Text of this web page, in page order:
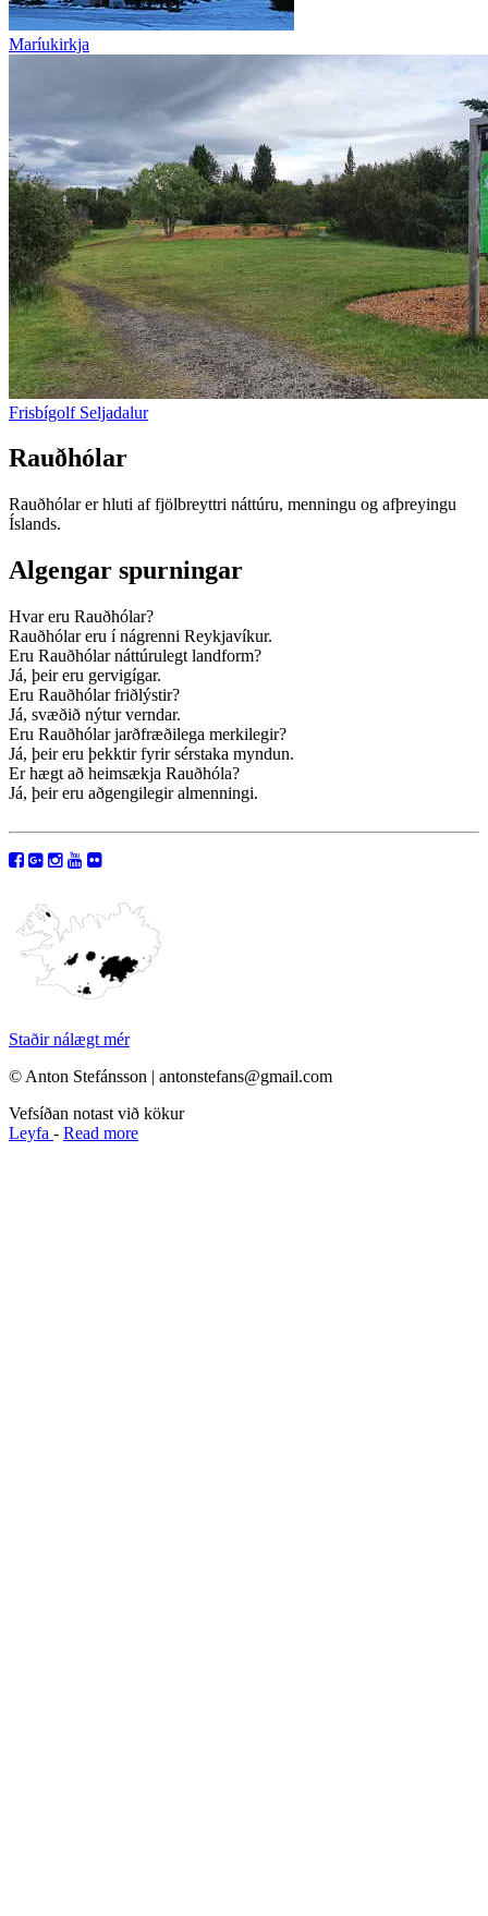
Maríukirkja
Frisbígolf Seljadalur
Rauðhólar
Rauðhólar er hluti af fjölbreyttri náttúru, menningu og afþreyingu
Íslands.
Algengar spurningar
Hvar eru Rauðhólar?
Rauðhólar eru í nágrenni Reykjavíkur.
Eru Rauðhólar náttúrulegt landform?
Já, þeir eru gervigígar.
Eru Rauðhólar friðlýstir?
Já, svæðið nýtur verndar.
Eru Rauðhólar jarðfræðilega merkilegir?
Já, þeir eru þekktir fyrir sérstaka myndun.
Er hægt að heimsækja Rauðhóla?
Já, þeir eru aðgengilegir almenningi.
Staðir nálægt mér
© Anton Stefánsson | antonstefans@gmail.com
Vefsíðan notast við kökur
Leyfa - Read more